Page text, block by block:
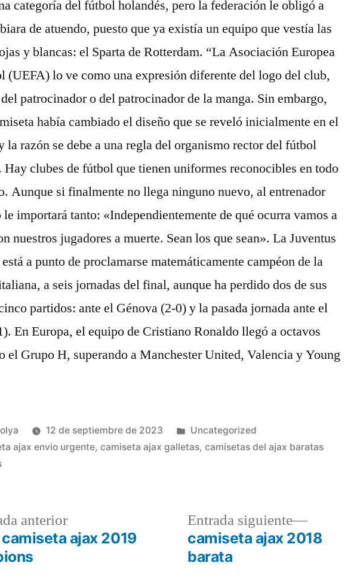
categoría del fútbol holandés, pero la federación le obligó a
de atuendo, puesto que ya existía un equipo que vestía las
y blancas: el Sparta de Rotterdam. “La Asociación Europea
(UEFA) lo ve como una expresión diferente del logo del club,
patrocinador o del patrocinador de la manga. Sin embargo,
había cambiado el diseño que se reveló inicialmente en el
la razón se debe a una regla del organismo rector del fútbol
Hay clubes de fútbol que tienen uniformes reconocibles en todo
Aunque si finalmente no llega ninguno nuevo, al entrenador
le importará tanto: «Independientemente de qué ocurra vamos a
nuestros jugadores a muerte. Sean los que sean». La Juventus
a punto de proclamarse matemáticamente campéon de la
a seis jornadas del final, aunque ha perdido dos de sus
partidos: ante el Génova (2-0) y la pasada jornada ante el
En Europa, el equipo de Cristiano Ronaldo llegó a octavos
el Grupo H, superando a Manchester United, Valencia y Young
12 de septiembre de 2023
Publicado
en
Uncategorized
ajax envio urgente,camiseta ajax galletas,camisetas del ajax baratas
anteriorEntrada
anterior:
ajax 2019
Entrada siguiente
Entrada
siguiente:
camiseta ajax 2018
barata